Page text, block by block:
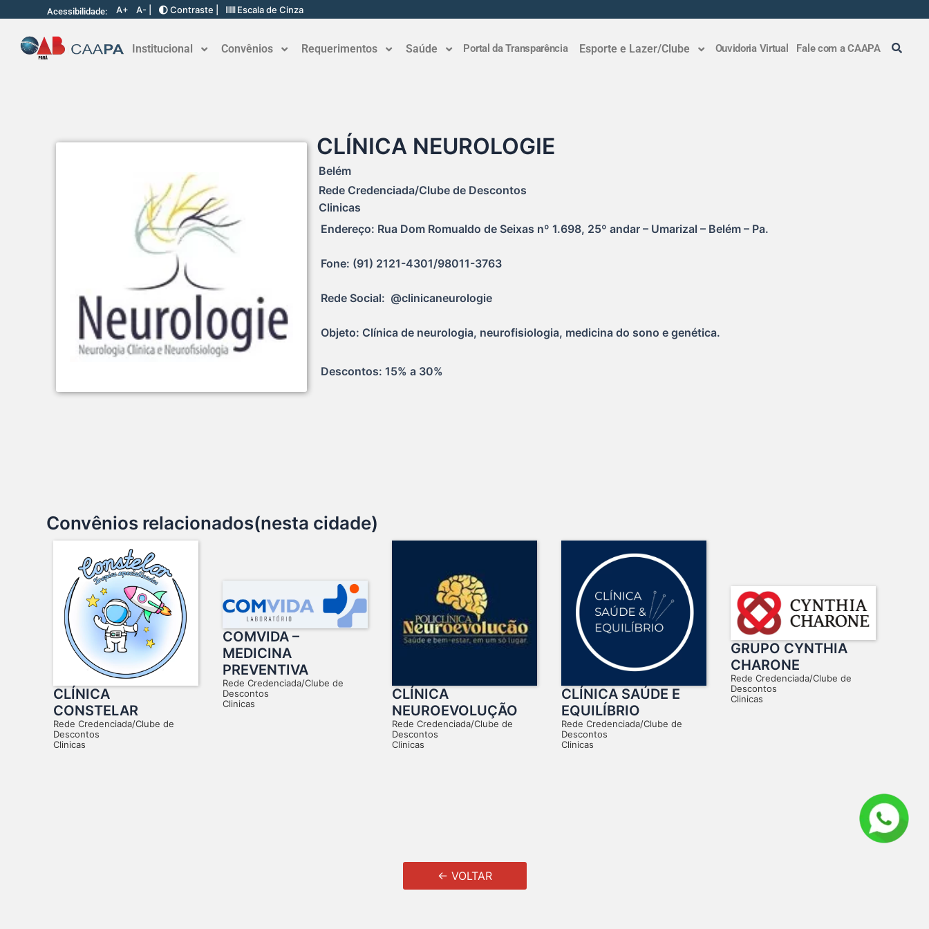
Acessibilidade: A+ A- | Contraste | Escala de Cinza
Institucional Convênios Requerimentos Saúde Portal da Transparência Esporte e Lazer/Clube Ouvidoria Virtual Fale com a CAAPA
CLÍNICA NEUROLOGIE
Belém
Rede Credenciada/Clube de Descontos
Clinicas
Endereço: Rua Dom Romualdo de Seixas nº 1.698, 25º andar – Umarizal – Belém – Pa.
Fone: (91) 2121-4301/98011-3763
Rede Social:  @clinicaneurologie
Objeto: Clínica de neurologia, neurofisiologia, medicina do sono e genética.
Descontos: 15% a 30%
Convênios relacionados(nesta cidade)
CLÍNICA
CONSTELAR
Rede Credenciada/Clube de
Descontos
Clinicas
COMVIDA –
MEDICINA
PREVENTIVA
Rede Credenciada/Clube de
Descontos
Clinicas
CLÍNICA
NEUROEVOLUÇÃO
Rede Credenciada/Clube de
Descontos
Clinicas
CLÍNICA SAÚDE E
EQUILÍBRIO
Rede Credenciada/Clube de
Descontos
Clinicas
GRUPO CYNTHIA
CHARONE
Rede Credenciada/Clube de
Descontos
Clinicas
← VOLTAR